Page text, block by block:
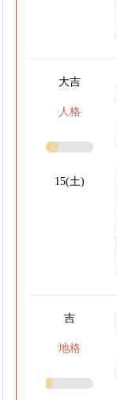
大吉
人格
15(土)
吉
地格